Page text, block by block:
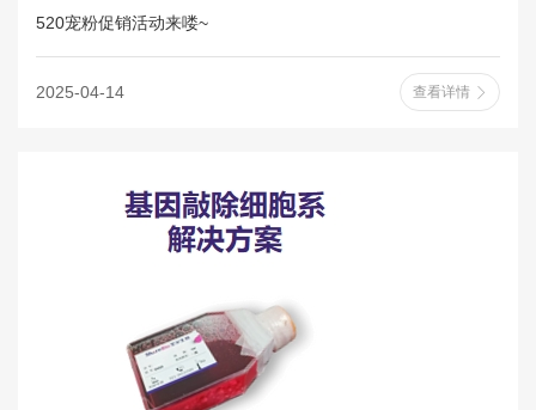
520宠粉促销活动来喽~
2025-04-14 查看详情